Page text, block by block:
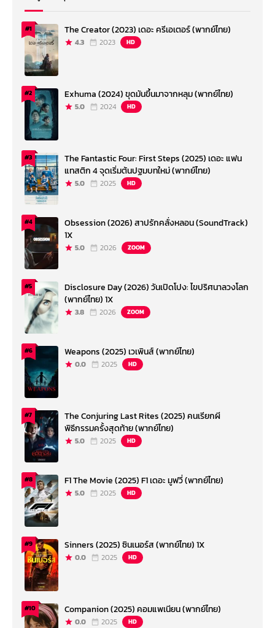
#1 The Creator (2023) เดอะ ครีเอเตอร์ (พากย์ไทย)
4.3 2023 HD
#2 Exhuma (2024) ขุดมันขึ้นมาจากหลุม (พากย์ไทย)
5.0 2024 HD
#3
The Fantastic Four: First Steps (2025) เดอะ แฟน
แทสติก 4 จุดเริ่มต้นปฐมบทใหม่ (พากย์ไทย)
5.0 2025 HD
#4
Obsession (2026) สาปรักคลั่งหลอน (SoundTrack)
1X
5.0 2026 ZOOM
#5
Disclosure Day (2026) วันเปิดโปง: ไขปริศนาลวงโลก
(พากย์ไทย) 1X
3.8 2026 ZOOM
#6 Weapons (2025) เวเพินส์ (พากย์ไทย)
0.0 2025 HD
#7
The Conjuring Last Rites (2025) คนเรียกผี
พิธีกรรมครั้งสุดท้าย (พากย์ไทย)
5.0 2025 HD
#8 F1 The Movie (2025) F1 เดอะ มูฟวี่ (พากย์ไทย)
5.0 2025 HD
#9 Sinners (2025) ซินเนอร์ส (พากย์ไทย) 1X
0.0 2025 HD
#10 Companion (2025) คอมแพเนียน (พากย์ไทย)
0.0 2025 HD